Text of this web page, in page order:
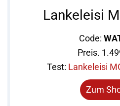
Lankeleisi
Code:
Preis.
Test: Lankeleisi
Zum